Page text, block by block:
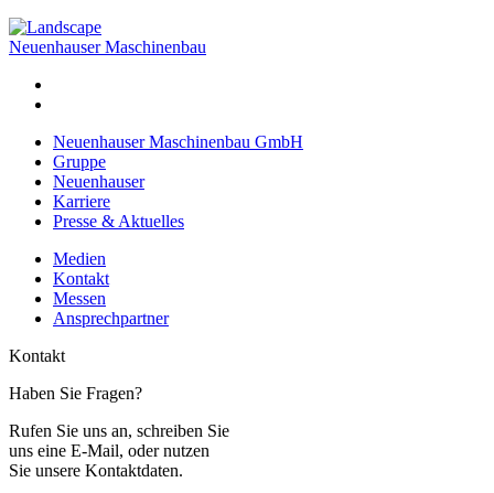
Neuenhauser Maschinenbau
Neuenhauser Maschinenbau GmbH
Gruppe
Neuenhauser
Karriere
Presse & Aktuelles
Medien
Kontakt
Messen
Ansprechpartner
Kontakt
Haben Sie Fragen?
Rufen Sie uns an, schreiben Sie
uns eine E-Mail, oder nutzen
Sie unsere Kontaktdaten.